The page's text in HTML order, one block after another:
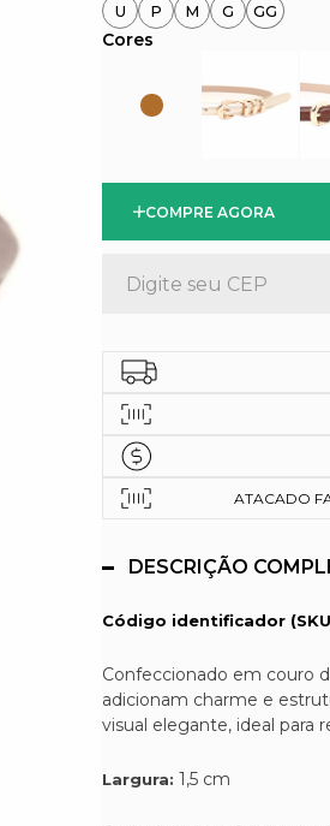
U P M G GG
COMPRE AGORA
ATACADO
DESCRIÇÃO
Código identificador
Confeccionado em couro
adicionam charme e
visual elegante, ideal para
Largura: 1,5 cm